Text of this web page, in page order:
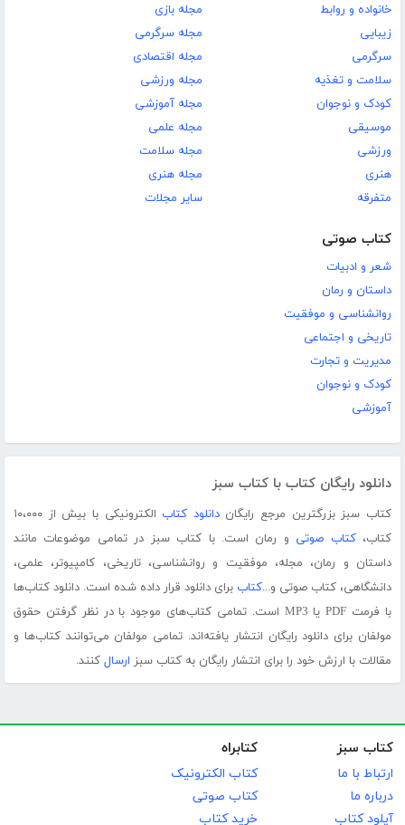
خانواده و روابط
زیبایی
سرگرمی
سلامت و تغذیه
کودک و نوجوان
موسیقی
ورزشی
هنری
متفرقه
مجله بازی
مجله سرگرمی
مجله اقتصادی
مجله ورزشی
مجله آموزشی
مجله علمی
مجله سلامت
مجله هنری
سایر مجلات
کتاب صوتی
شعر و ادبیات
داستان و رمان
روانشناسی و موفقیت
تاریخی و اجتماعی
مدیریت و تجارت
کودک و نوجوان
آموزشی
دانلود رایگان کتاب با کتاب سبز
کتاب سبز بزرگترین مرجع رایگاندانلود کتاب
الکترونیکی با بیش از ۱۰،۰۰۰
کتاب،کتاب صوتی و رمان است. با کتاب سبز در تمامی موضوعات مانند
داستان و رمان، مجله، موفقیت و روانشناسی، تاریخی، کامپیوتر، علمی،
دانشگاهی، کتاب صوتی و...کتاب برای دانلود قرار داده شده است. دانلود کتاب‌ها
با فرمت PDF یا MP3 است. تمامی کتاب‌های موجود با در نظر گرفتن حقوق
مولفان برای دانلود رایگان انتشار یافته‌اند. تمامی مولفان می‌توانند کتاب‌ها و
مقالات با ارزش خود را برای انتشار رایگان به کتاب سبز ارسال کنند.
کتاب سبز
ارتباط با ما
درباره ما
آپلود کتاب
کتابراه
کتاب الکترونیک
کتاب صوتی
خرید کتاب